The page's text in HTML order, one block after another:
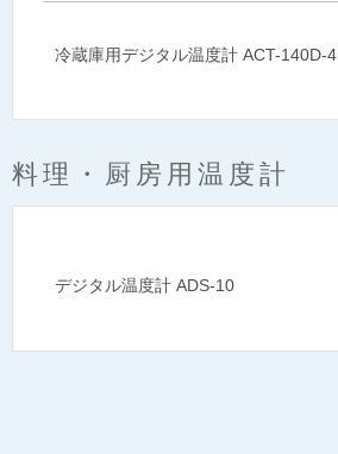
冷蔵庫用デジタル温度計 ACT-140D-4
料理・厨房用温度計
デジタル温度計 ADS-10